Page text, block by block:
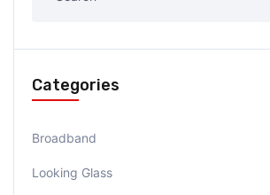
Categories
Broadband
Looking Glass